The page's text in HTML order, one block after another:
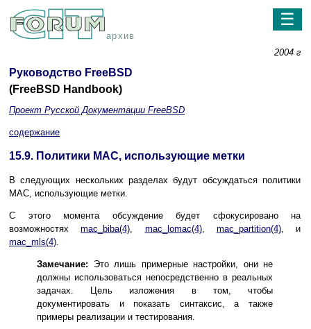
архив
☰
2004 г
Руководство FreeBSD
(FreeBSD Handbook)
Проект Русской Документации FreeBSD
содержание
15.9. Политики MAC, использующие метки
В следующих нескольких разделах будут обсуждаться политики
MAC, использующие метки.
С этого момента обсуждение будет сфокусировано на
возможностяхmac_biba(4), mac_lomac(4), mac_partition(4), и
mac_mls(4).
Замечание: Это лишь примерные настройки, они не
должны использоваться непосредственно в реальных
задачах. Цель изложения в том, чтобы
документировать и показать синтаксис, а также
примеры реализации и тестирования.